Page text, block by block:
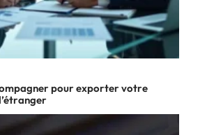
pour exporter votre